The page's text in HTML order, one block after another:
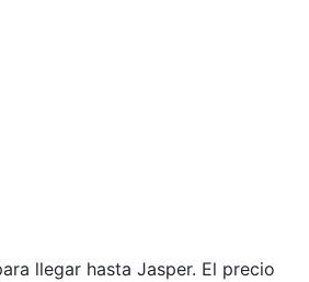
llegar hasta Jasper. El precio